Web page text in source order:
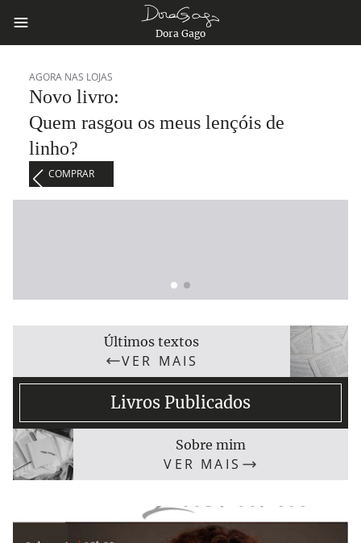
Dora Gago
Últimos textos
VER MAIS
Livros Publicados
Sobre mim
VER MAIS